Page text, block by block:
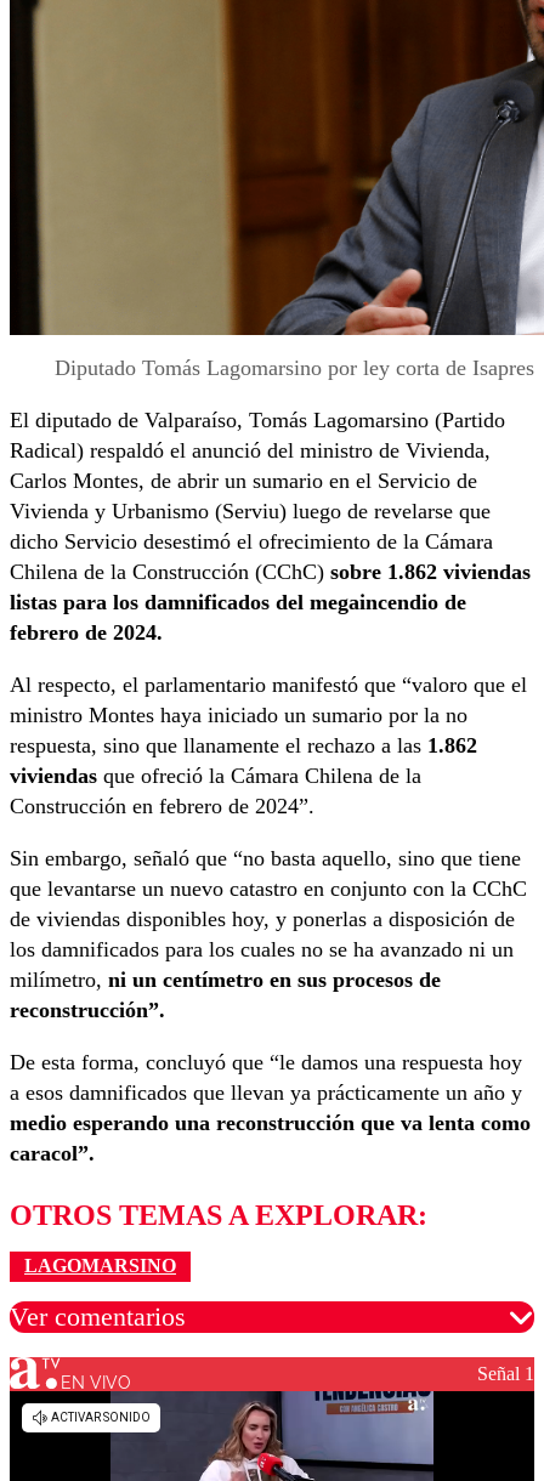
Diputado Tomás Lagomarsino por ley corta de Isapres
El diputado de Valparaíso, Tomás Lagomarsino (Partido
Radical) respaldó el anunció del ministro de Vivienda,
Carlos Montes, de abrir un sumario en el Servicio de
Vivienda y Urbanismo (Serviu) luego de revelarse que
dicho Servicio desestimó el ofrecimiento de la Cámara
Chilena de la Construcción (CChC) sobre 1.862 viviendas
listas para los damnificados del megaincendio de
febrero de 2024.
Al respecto, el parlamentario manifestó que “valoro que el
ministro Montes haya iniciado un sumario por la no
respuesta, sino que llanamente el rechazo a las 1.862
viviendas que ofreció la Cámara Chilena de la
Construcción en febrero de 2024”.
Sin embargo, señaló que “no basta aquello, sino que tiene
que levantarse un nuevo catastro en conjunto con la CChC
de viviendas disponibles hoy, y ponerlas a disposición de
los damnificados para los cuales no se ha avanzado ni un
milímetro, ni un centímetro en sus procesos de
reconstrucción”.
De esta forma, concluyó que “le damos una respuesta hoy
a esos damnificados que llevan ya prácticamente un año y
medio esperando una reconstrucción que va lenta como
caracol”.
OTROS TEMAS A EXPLORAR:
LAGOMARSINO
Ver comentarios
Los comentarios son moderados para garantizar un
diálogo respetuoso.
EN VIVO Señal 1